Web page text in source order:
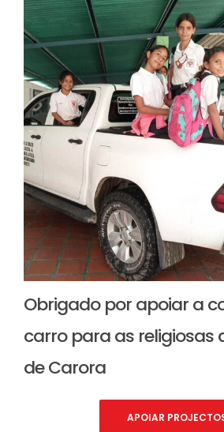
Obrigado por apoiar a
carro para as religiosas
de Carora
APOIAR